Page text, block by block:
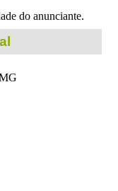
do anunciante.